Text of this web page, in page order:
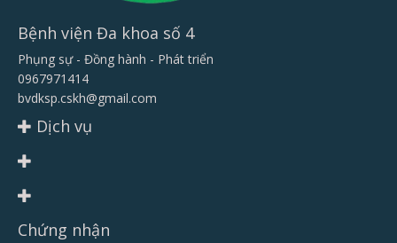
Bệnh viện Đa khoa số 4
Phụng sự - Đồng hành - Phát triển
0967971414
bvdksp.cskh@gmail.com
Dịch vụ
Chứng nhận